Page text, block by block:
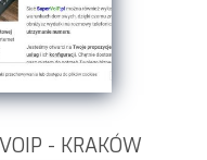
- KRAKÓW